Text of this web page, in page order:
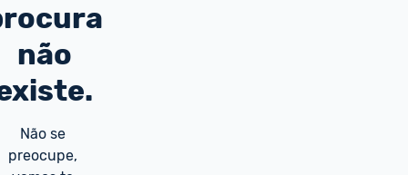
não
Não se
preocupe,